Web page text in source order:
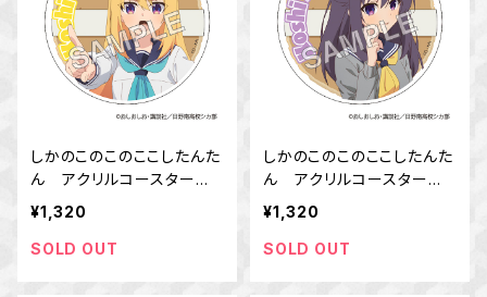
しかのこのこのここしたんた
ん アクリルコースター
虎視 虎子
¥1,320
SOLD OUT
しかのこのこのここしたんた
ん アクリルコースター
虎視 餡子
¥1,320
SOLD OUT